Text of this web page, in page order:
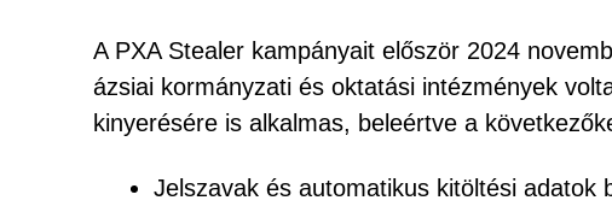
A PXA Stealer kampányait először 2024
ázsiai kormányzati és oktatási intézmények
kinyerésére is alkalmas, beleértve a
Jelszavak és automatikus kitöltési adatok